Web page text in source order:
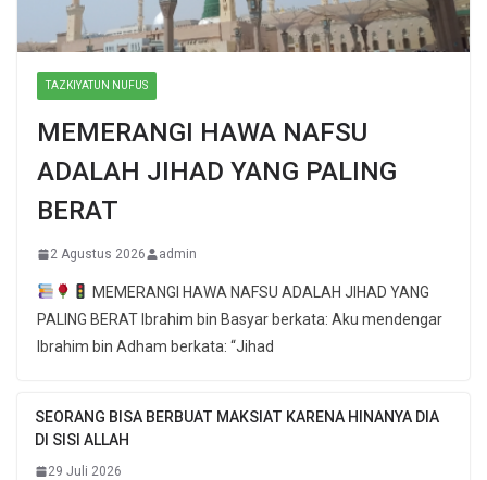
TAZKIYATUN NUFUS
MEMERANGI HAWA NAFSU
ADALAH JIHAD YANG PALING
BERAT
2 Agustus 2026 admin
MEMERANGI HAWA NAFSU ADALAH JIHAD YANG
PALING BERAT Ibrahim bin Basyar berkata: Aku mendengar
Ibrahim bin Adham berkata: “Jihad
SEORANG BISA BERBUAT MAKSIAT KARENA HINANYA DIA
DI SISI ALLAH
29 Juli 2026